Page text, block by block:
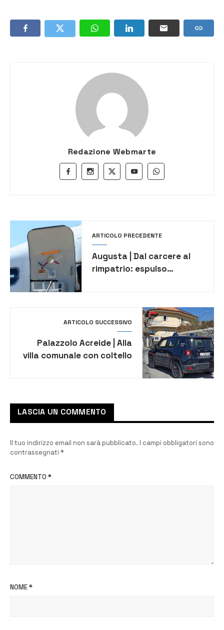
Redazione Webmarte
ARTICOLO PRECEDENTE
Augusta | Dal carcere al
rimpatrio: espulso
ARTICOLO SUCCESSIVO
Palazzolo Acreide | Alla
villa comunale con coltello
LASCIA UN COMMENTO
Il tuo indirizzo email non sarà pubblicato. I campi obbligatori sono
contrassegnati *
COMMENTO *
NOME*